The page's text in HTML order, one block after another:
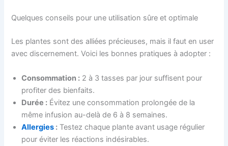
Quelques conseils pour une utilisation sûre et optimale
Les plantes sont des alliées précieuses, mais il faut en user
avec discernement. Voici les bonnes pratiques à adopter :
Consommation : 2 à 3 tasses par jour suffisent pour
profiter des bienfaits.
Durée : Évitez une consommation prolongée de la
même infusion au-delà de 6 à 8 semaines.
Allergies : Testez chaque plante avant usage régulier
pour éviter les réactions indésirables.